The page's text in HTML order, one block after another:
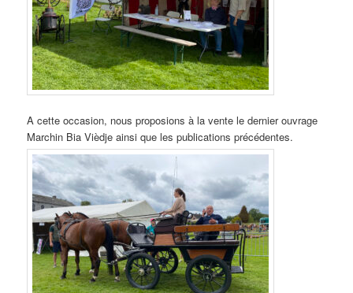
A cette occasion, nous proposions à la vente le dernier ouvrage
Marchin Bia Vièdje ainsi que les publications précédentes.